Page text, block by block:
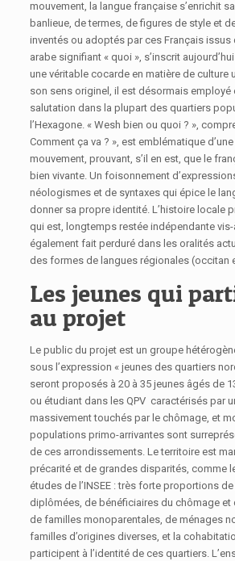
mouvement, la langue française s’enrichit
banlieue, de termes, de figures de style et
inventés ou adoptés par ces Français issus
arabe signifiant « quoi », s’inscrit
une véritable cocarde en matière de culture
son sens originel, il est désormais employé
salutation dans la plupart des quartiers
l’Hexagone. « Wesh bien ou quoi ? »,
Comment ça va ? », est emblématique
mouvement, prouvant, s’il en est, que le
bien vivante. Un foisonnement
néologismes et de syntaxes qui épice le
donner sa propre identité. L’histoire locale
qui est, longtemps restée indépendante vis-
également fait perduré dans les oralités
des formes de langues régionales (occitan
Les jeunes qui
au projet
Le public du projet est un groupe
sous l’expression « jeunes des quartiers
seront proposés à 20 à 35 jeunes âgés de
ou étudiant dans les QPV caractérisés par
massivement touchés par le chômage, et
populations primo-arrivantes sont
de ces arrondissements. Le territoire est
précarité et de grandes disparités, comme
études de l’INSEE : très forte proportions
diplômées, de bénéficiaires du chômage et
de familles monoparentales, de ménages
familles d’origines diverses, et la
participent à l’identité de ces quartiers.